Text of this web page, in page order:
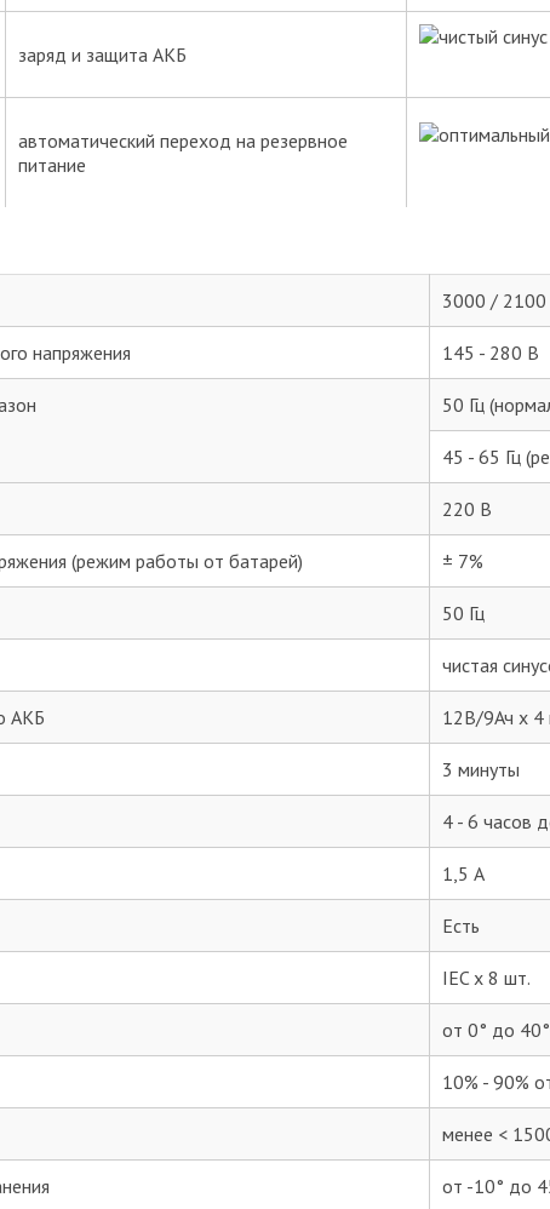
заряд и защита АКБ
автоматический переход на резервное
питание
3000 / 2100
напряжения 145 - 280 В
50 Гц
45 - 65 Гц
220 В
(режим работы от батарей) ± 7%
50 Гц
чистая
АКБ 12В/9Ач х 4
3 минуты
4 - 6 часов
1,5 А
Есть
IEC x 8 шт.
от 0° до
10% - 90%
менее <
от -10° до
Комментарий:*
Email:*
Согласен на обработку персональных
Отправить отзыв